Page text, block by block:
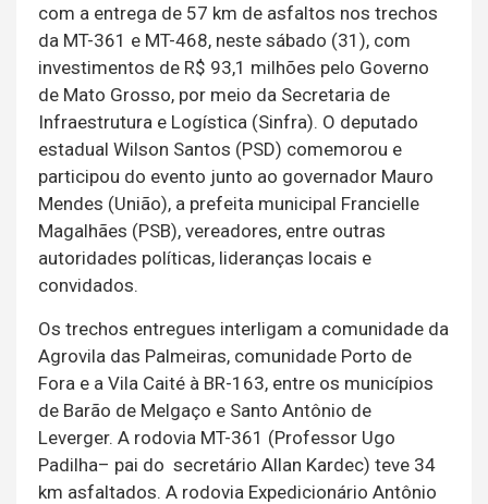
com a entrega de 57 km de asfaltos nos trechos
da MT-361 e MT-468, neste sábado (31), com
investimentos de R$ 93,1 milhões pelo Governo
de Mato Grosso, por meio da Secretaria de
Infraestrutura e Logística (Sinfra). O deputado
estadual Wilson Santos (PSD) comemorou e
participou do evento junto ao governador Mauro
Mendes (União), a prefeita municipal Francielle
Magalhães (PSB), vereadores, entre outras
autoridades políticas, lideranças locais e
convidados.
Os trechos entregues interligam a comunidade da
Agrovila das Palmeiras, comunidade Porto de
Fora e a Vila Caité à BR-163, entre os municípios
de Barão de Melgaço e Santo Antônio de
Leverger. A rodovia MT-361 (Professor Ugo
Padilha– pai do secretário Allan Kardec) teve 34
km asfaltados. A rodovia Expedicionário Antônio